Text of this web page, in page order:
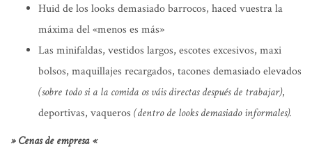
Huid de los looks demasiado barrocos, haced vuestra la
máxima del «menos es más»
Las minifaldas, vestidos largos, escotes excesivos, maxi
bolsos, maquillajes recargados, tacones demasiado elevados
(sobre todo si a la comida os váis directas después de trabajar),
deportivas, vaqueros (dentro de looks demasiado informales).
» Cenas de empresa «